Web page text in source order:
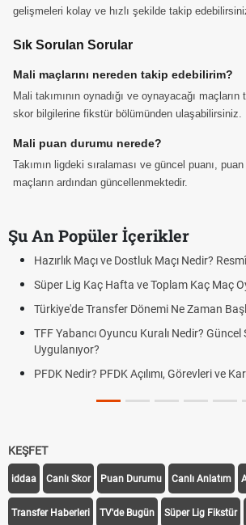
gelişmeleri kolay ve hızlı şekilde takip
Sık Sorulan Sorular
Mali maçlarını nereden takip edebilirim?
Mali takımının oynadığı ve oynayacağı
skor bilgilerine fikstür bölümünden ulaşabilirsiniz.
Mali puan durumu nerede?
Takımın ligdeki sıralaması ve güncel puanı,
maçların ardından güncellenmektedir.
Şu An Popüler İçerikler
Hazırlık Maçı ve Dostluk Maçı Nedir?
Süper Lig Kaç Hafta ve Toplam Kaç Maç
Türkiye'de Transfer Dönemi Ne Zaman
TFF Yabancı Oyuncu Kuralı Nedir? Güncel
Uygulanıyor?
PFDK Nedir? PFDK Açılımı, Görevleri ve
KEŞFET
iddaa Canlı Skor Puan Durumu Canlı Anlatım
Transfer Haberleri TV'de Bugün Süper Lig Fikstür